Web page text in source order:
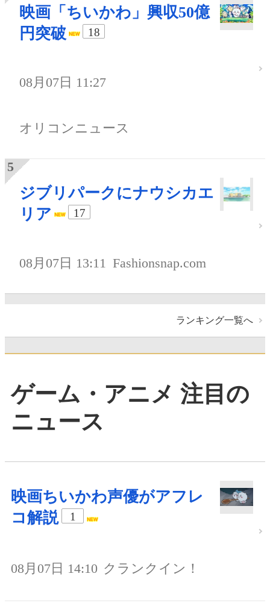
映画「ちいかわ」興収50億
円突破
18
08月07日 11:27
オリコンニュース
ジブリパークにナウシカエ
リア
17
08月07日 13:11 Fashionsnap.com
ランキング一覧へ
ゲーム・アニメ 注目の
ニュース
映画ちいかわ声優がアフレ
コ解説
1
08月07日 14:10 クランクイン！